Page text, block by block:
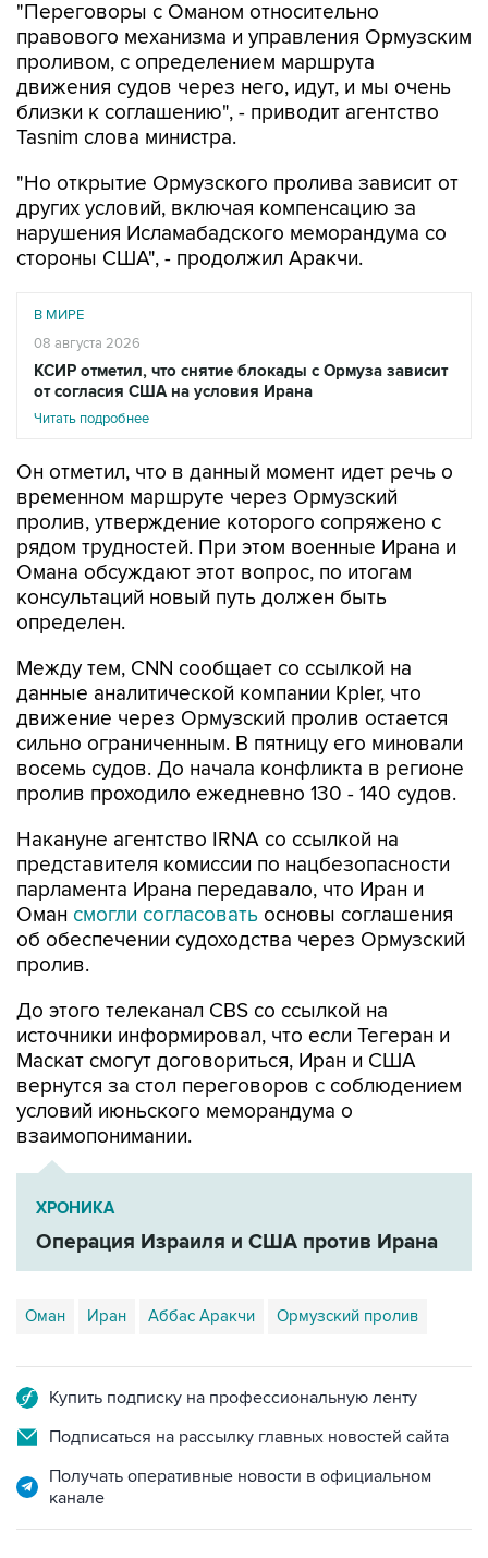
"Переговоры с Оманом относительно
правового механизма и управления Ормузским
проливом, с определением маршрута
движения судов через него, идут, и мы очень
близки к соглашению", - приводит агентство
Tasnim слова министра.
"Но открытие Ормузского пролива зависит от
других условий, включая компенсацию за
нарушения Исламабадского меморандума со
стороны США", - продолжил Аракчи.
В МИРЕ
08 августа 2026
КСИР отметил, что снятие блокады с Ормуза зависит
от согласия США на условия Ирана
Читать подробнее
Он отметил, что в данный момент идет речь о
временном маршруте через Ормузский
пролив, утверждение которого сопряжено с
рядом трудностей. При этом военные Ирана и
Омана обсуждают этот вопрос, по итогам
консультаций новый путь должен быть
определен.
Между тем, CNN сообщает со ссылкой на
данные аналитической компании Kpler, что
движение через Ормузский пролив остается
сильно ограниченным. В пятницу его миновали
восемь судов. До начала конфликта в регионе
пролив проходило ежедневно 130 - 140 судов.
Накануне агентство IRNA со ссылкой на
представителя комиссии по нацбезопасности
парламента Ирана передавало, что Иран и
Оман смогли согласовать основы соглашения
об обеспечении судоходства через Ормузский
пролив.
До этого телеканал CBS со ссылкой на
источники информировал, что если Тегеран и
Маскат смогут договориться, Иран и США
вернутся за стол переговоров с соблюдением
условий июньского меморандума о
взаимопонимании.
ХРОНИКА
Операция Израиля и США против Ирана
Оман Иран Аббас Аракчи Ормузский пролив
Купить подписку на профессиональную ленту
Подписаться на рассылку главных новостей сайта
Получать оперативные новости в официальном
канале